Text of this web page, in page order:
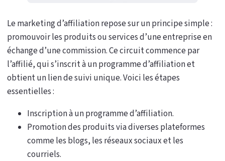
Le marketing d’affiliation repose sur un principe simple :
promouvoir les produits ou services d’une entreprise en
échange d’une commission. Ce circuit commence par
l’affilié, qui s’inscrit à un programme d’affiliation et
obtient un lien de suivi unique. Voici les étapes
essentielles :
Inscription à un programme d’affiliation.
Promotion des produits via diverses plateformes
comme les blogs, les réseaux sociaux et les
courriels.